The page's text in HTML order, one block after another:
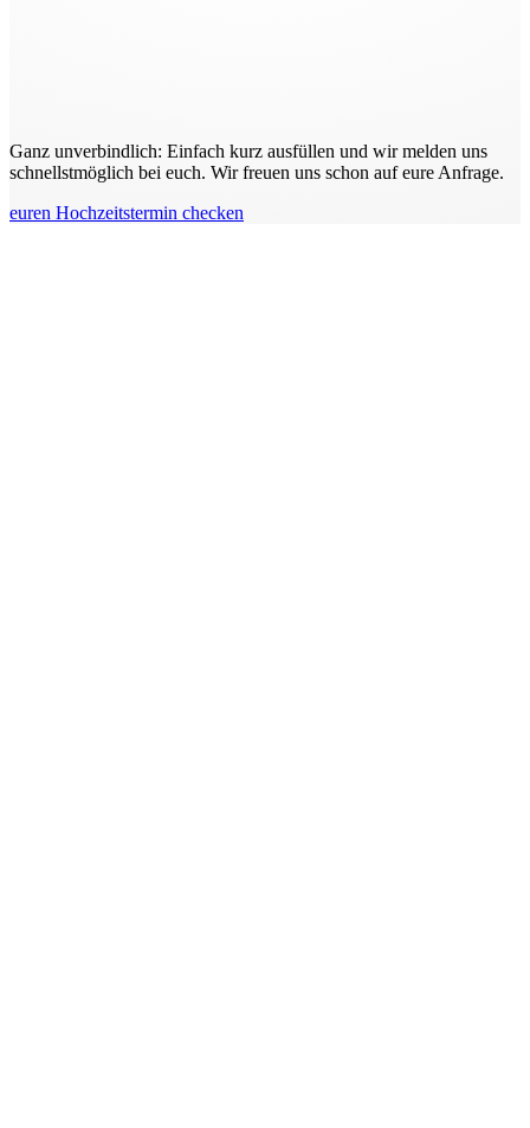
Ganz unverbindlich: Einfach kurz ausfüllen und wir melden uns
schnellstmöglich bei euch. Wir freuen uns schon auf eure Anfrage.
euren Hochzeitstermin checken